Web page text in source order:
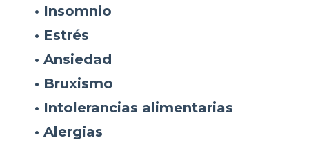
• Insomnio
• Estrés
• Ansiedad
• Bruxismo
• Intolerancias alimentarias
• Alergias